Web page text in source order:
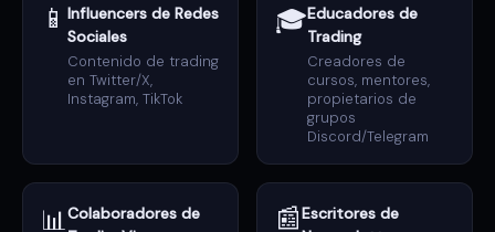
📱 Influencers de Redes
Sociales
Contenido de trading
en Twitter/X,
Instagram, TikTok
🎓Educadores de
Trading
Creadores de
cursos, mentores,
propietarios de
grupos
Discord/Telegram
📊Colaboradores de
📰Escritores de